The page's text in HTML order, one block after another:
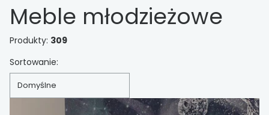
Meble młodzieżowe
Produkty: 309
Lista produktów
Sortowanie:
Domyślne